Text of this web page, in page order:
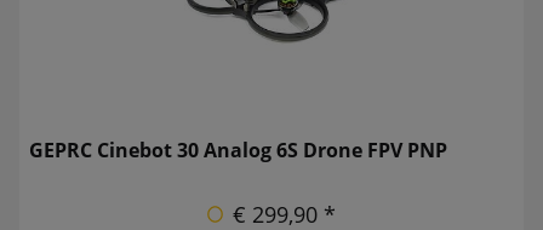
GEPRC Cinebot 30 Analog 6S Drone FPV PNP
€ 299,90 *